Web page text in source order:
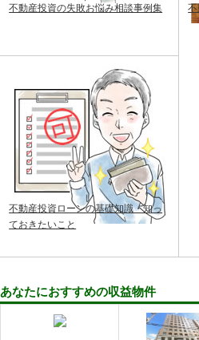
不動産投資の失敗お悩み相談事例集 不
不動産投資ローンの基礎知識・知っ
ておきたいこと
あなたにおすすめの収益物件